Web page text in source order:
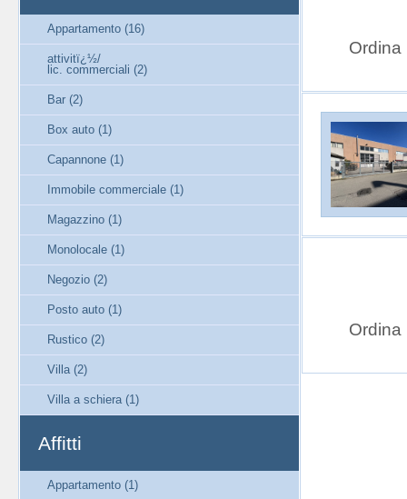
Appartamento (16)
attivitï¿½/
lic. commerciali (2)
Bar (2)
Box auto (1)
Capannone (1)
Immobile commerciale (1)
Magazzino (1)
Monolocale (1)
Negozio (2)
Posto auto (1)
Rustico (2)
Villa (2)
Villa a schiera (1)
Affitti
Appartamento (1)